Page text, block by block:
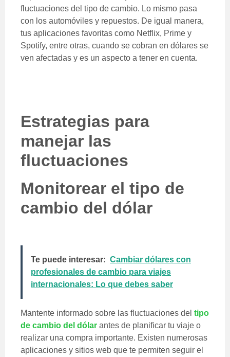
fluctuaciones del tipo de cambio. Lo mismo pasa
con los automóviles y repuestos. De igual manera,
tus aplicaciones favoritas como Netflix, Prime y
Spotify, entre otras, cuando se cobran en dólares se
ven afectadas y es un aspecto a tener en cuenta.
Estrategias para
manejar las
fluctuaciones
Monitorear el tipo de
cambio del dólar
Te puede interesar: Cambiar dólares con
profesionales de cambio para viajes
internacionales: Lo que debes saber
Mantente informado sobre las fluctuaciones del tipo
de cambio del dólar antes de planificar tu viaje o
realizar una compra importante. Existen numerosas
aplicaciones y sitios web que te permiten seguir el